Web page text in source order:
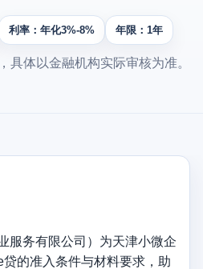
利率：年化3%-8% 年限：1年
具体以金融机构实际审核为准。
服务有限公司）为天津小微企
的准入条件与材料要求，助